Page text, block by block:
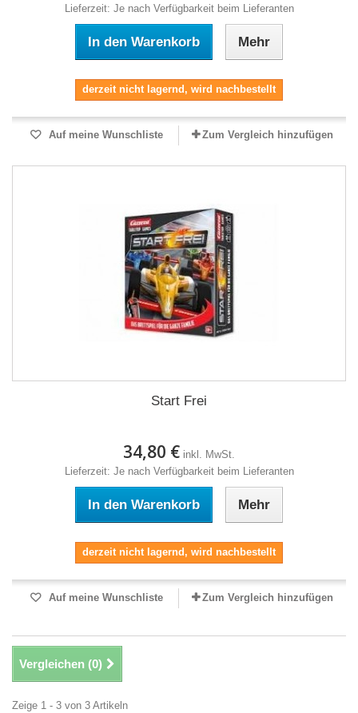
Lieferzeit: Je nach Verfügbarkeit beim Lieferanten
In den Warenkorb Mehr
derzeit nicht lagernd, wird nachbestellt
Auf meine Wunschliste Zum Vergleich hinzufügen
Start Frei
34,80 € inkl. MwSt.
Lieferzeit: Je nach Verfügbarkeit beim Lieferanten
In den Warenkorb Mehr
derzeit nicht lagernd, wird nachbestellt
Auf meine Wunschliste Zum Vergleich hinzufügen
Vergleichen (0)
Zeige 1 - 3 von 3 Artikeln